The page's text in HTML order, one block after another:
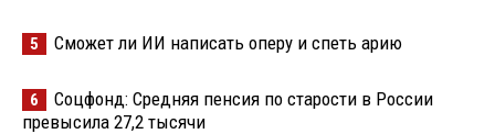
5 Сможет ли ИИ написать оперу и спеть арию
6
Соцфонд: Средняя пенсия по старости в России
превысила 27,2 тысячи